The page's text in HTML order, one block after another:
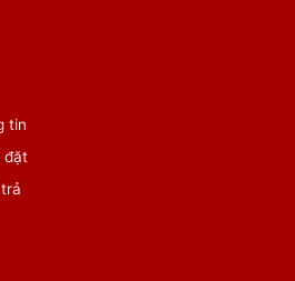
trên máy giặt LG được Cố vấn Khoa
Anh công nhận có thể loại bỏ 99,9%
phù hợp với gia đình từ 7
tin
đặt